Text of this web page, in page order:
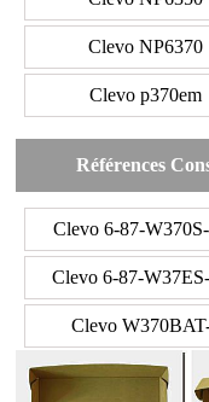
Clevo NP6370
Clevo p370em
Références
Clevo 6-87-
Clevo 6-87-
Clevo